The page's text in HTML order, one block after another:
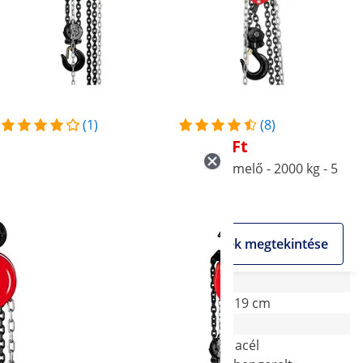
(1) (8)
32 490 Ft
Láncos emelő - 2000 kg - 5
Termék megtekintése
517 x 18 x 19 cm
30 x 18 x 19 cm
Ötvözött acél
Ötvözött acél